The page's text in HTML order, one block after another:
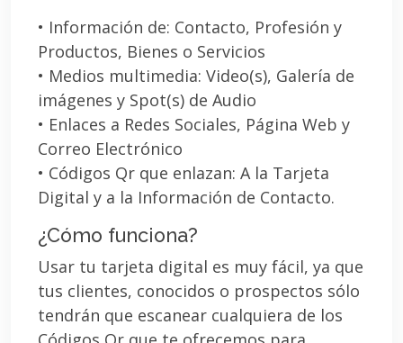
• Información de: Contacto, Profesión y
Productos, Bienes o Servicios
• Medios multimedia: Video(s), Galería de
imágenes y Spot(s) de Audio
• Enlaces a Redes Sociales, Página Web y
Correo Electrónico
• Códigos Qr que enlazan: A la Tarjeta
Digital y a la Información de Contacto.
¿Cómo funciona?
Usar tu tarjeta digital es muy fácil, ya que
tus clientes, conocidos o prospectos sólo
tendrán que escanear cualquiera de los